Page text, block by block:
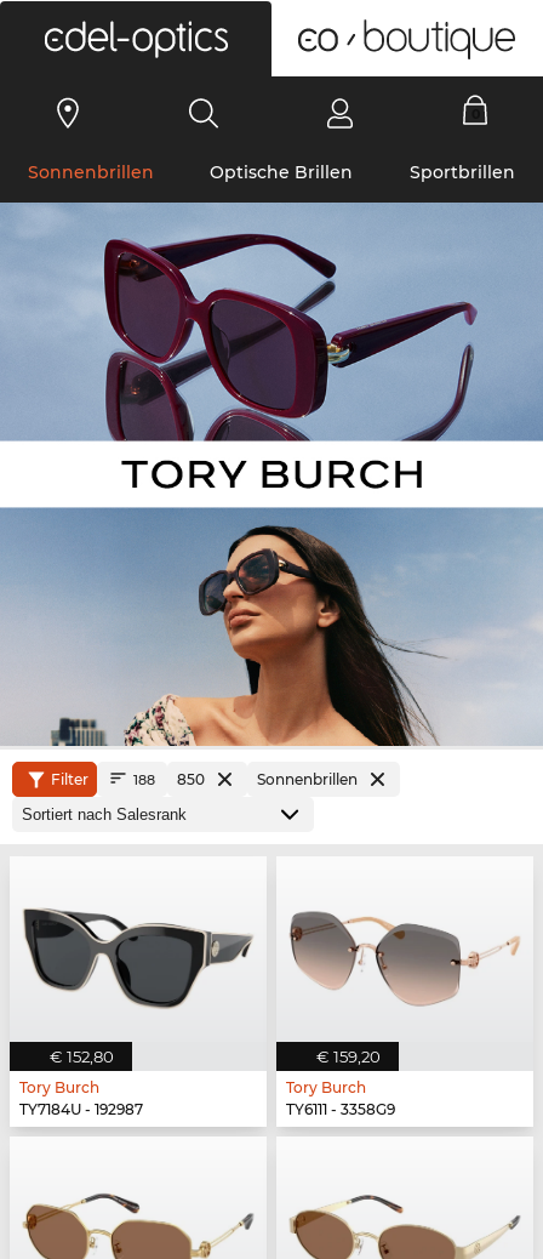
Sonnenbrillen Optische Brillen Sportbrillen
Filter 188 850 Sonnenbrillen
€ 152,80
Tory Burch
TY7184U - 192987
€ 159,20
Tory Burch
TY6111 - 3358G9